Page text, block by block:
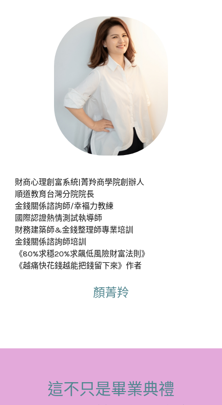
財商心理創富系統|菁羚商學院創辦人
順道教育台灣分院院長
金錢關係諮詢師/幸褔力教練
國際認證熱情測試執導師
財務建築師&金錢整理師專業培訓
金錢關係諮詢師培訓
《80%求穩20%求飆低風險財富法則》
《越痛快花錢越能把錢留下來》作者
顏菁羚
這不只是畢業典禮